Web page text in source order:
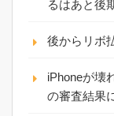
るはあと後
後からリボ
iPhoneが壊
の審査結果